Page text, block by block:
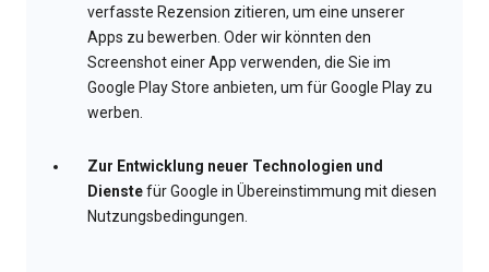
verfasste Rezension zitieren, um eine unserer
Apps zu bewerben. Oder wir könnten den
Screenshot einer App verwenden, die Sie im
Google Play Store anbieten, um für Google Play zu
werben.
Zur Entwicklung neuer Technologien und
Dienstefür Google in Übereinstimmung mit diesen
Nutzungsbedingungen.